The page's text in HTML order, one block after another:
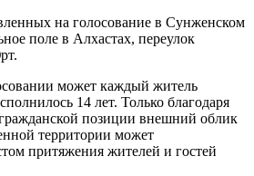
на голосование в Сунженском
поле в Алхастах, переулок
может каждый житель
14 лет. Только благодаря
позиции внешний облик
территории может
притяжения жителей и гостей